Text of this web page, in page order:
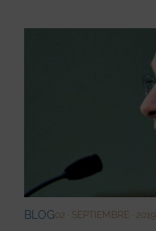
BLOG02 · SEPTIEMBRE · 2019